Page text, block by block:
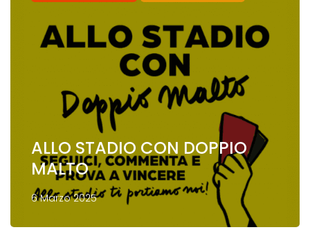
ALLO STADIO CON DOPPIO
MALTO
6 Marzo 2025